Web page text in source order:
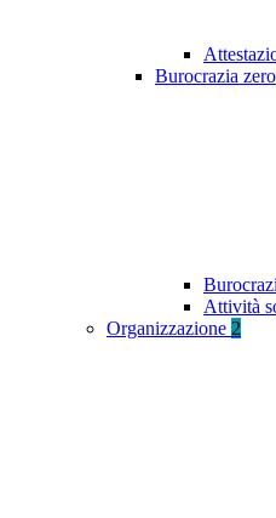
Burocrazia zero
Attività
Organizzazione 2